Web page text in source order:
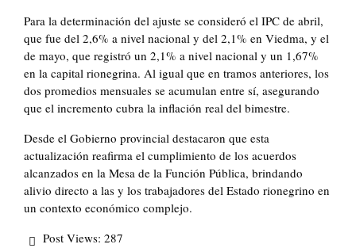
Para la determinación del ajuste se consideró el IPC de abril,
que fue del 2,6% a nivel nacional y del 2,1% en Viedma, y el
de mayo, que registró un 2,1% a nivel nacional y un 1,67%
en la capital rionegrina. Al igual que en tramos anteriores, los
dos promedios mensuales se acumulan entre sí, asegurando
que el incremento cubra la inflación real del bimestre.
Desde el Gobierno provincial destacaron que esta
actualización reafirma el cumplimiento de los acuerdos
alcanzados en la Mesa de la Función Pública, brindando
alivio directo a las y los trabajadores del Estado rionegrino en
un contexto económico complejo.
Post Views: 287